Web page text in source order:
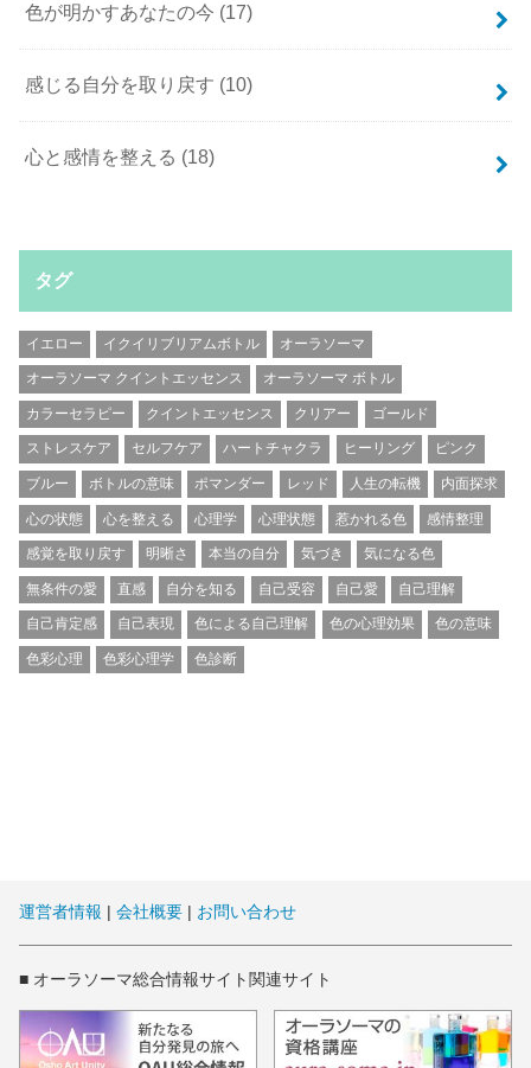
色が明かすあなたの今 (17)
感じる自分を取り戻す (10)
心と感情を整える (18)
タグ
イエロー イクイリブリアムボトル オーラソーマ
オーラソーマ クイントエッセンス オーラソーマ ボトル
カラーセラピー クイントエッセンス クリアー ゴールド
ストレスケア セルフケア ハートチャクラ ヒーリング ピンク
ブルー ボトルの意味 ポマンダー レッド 人生の転機 内面探求
心の状態 心を整える 心理学 心理状態 惹かれる色 感情整理
感覚を取り戻す 明晰さ 本当の自分 気づき 気になる色
無条件の愛 直感 自分を知る 自己受容 自己愛 自己理解
自己肯定感 自己表現 色による自己理解 色の心理効果 色の意味
色彩心理 色彩心理学 色診断
運営者情報 | 会社概要 | お問い合わせ
■ オーラソーマ総合情報サイト関連サイト